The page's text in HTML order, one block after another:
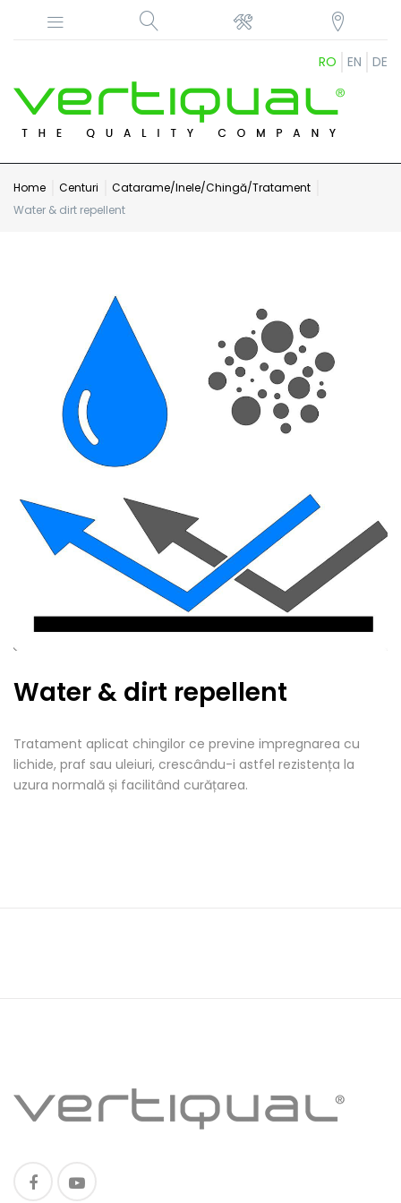
RO EN DE
Home Centuri
Catarame/Inele/Chingă/Tratament
Water & dirt repellent
Water & dirt repellent
Tratament aplicat chingilor ce previne impregnarea cu
lichide, praf sau uleiuri, crescându-i astfel rezistența la
uzura normală și facilitând curățarea.